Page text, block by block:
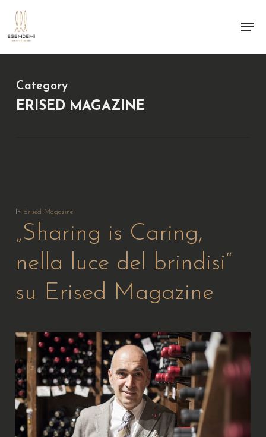
Skip
main
Menu
Category
ERISED MAGAZINE
In Erised Magazine
„Sharing is Caring,
nella luce del brindisi“
su Erised Magazine